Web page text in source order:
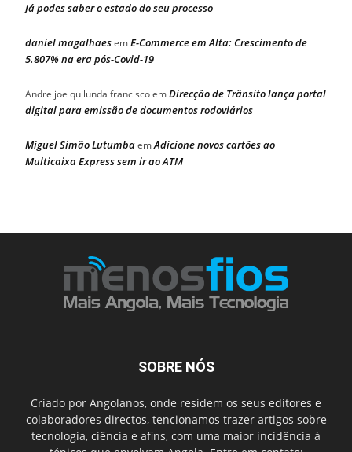
Já podes saber o estado do seu processo
daniel magalhaesemE-Commerce em Alta: Crescimento de
5.807% na era pós-Covid-19
Andre joe quilunda franciscoemDirecção de Trânsito lança portal
digital para emissão de documentos rodoviários
Miguel Simão LutumbaemAdicione novos cartões ao
Multicaixa Express sem ir ao ATM
SOBRE NÓS
Criado por Angolanos, onde residem os seus editores e
colaboradores directos, tencionamos trazer artigos sobre
tecnologia, ciência e afins, com uma maior incidência à